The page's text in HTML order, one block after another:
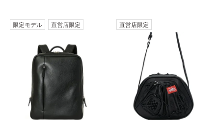
限定モデル 直営店限定 直営店限定